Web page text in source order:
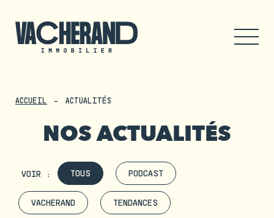
ACCUEIL ACTUALITÉS
NOS ACTUALITÉS
VOIR : TOUS PODCAST
VACHERAND TENDANCES